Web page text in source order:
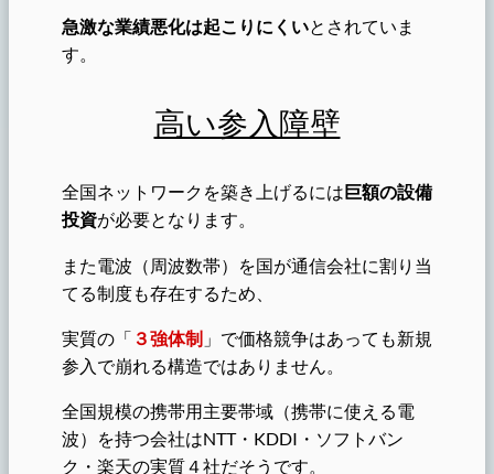
急激な業績悪化は起こりにくいとされていま
す。
高い参入障壁
全国ネットワークを築き上げるには巨額の設備
投資が必要となります。
また電波（周波数帯）を国が通信会社に割り当
てる制度も存在するため、
実質の「 ３強体制 」で価格競争はあっても新規
参入で崩れる構造ではありません。
全国規模の携帯用主要帯域（携帯に使える電
波）を持つ会社はNTT・KDDI・ソフトバン
ク・楽天の実質４社だそうです。